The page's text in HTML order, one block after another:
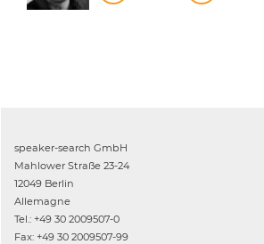
speaker-search GmbH
Mahlower Straße 23-24
12049 Berlin
Allemagne
Tel.: +49 30 2009507-0
Fax: +49 30 2009507-99